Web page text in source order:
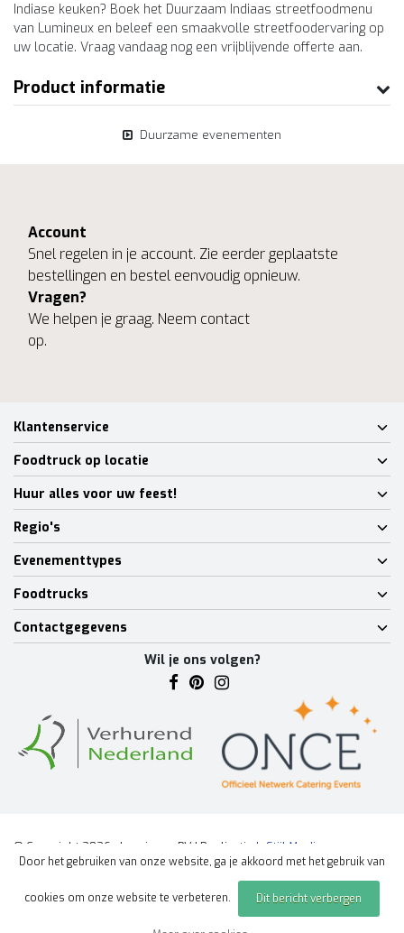
Indiase keuken? Boek het Duurzaam Indiaas streetfoodmenu
van Lumineux en beleef een smaakvolle streetfoodervaring op
uw locatie. Vraag vandaag nog een vrijblijvende offerte aan.
Product informatie
Duurzame evenementen
Account
Snel regelen in je account. Zie eerder geplaatste
bestellingen en bestel eenvoudig opnieuw.
Vragen?
We helpen je graag. Neem contact
op.
Klantenservice
Foodtruck op locatie
Huur alles voor uw feest!
Regio's
Evenementtypes
Foodtrucks
Contactgegevens
Wil je ons volgen?
© Copyright 2026 - Lumineux BV | Realisatie
InStijl Media
Algemene voorwaarden|Disclaimer|Privacy Policy|Sitemap |
Door het gebruiken van onze website, ga je akkoord met het gebruik van
cookies om onze website te verbeteren. Dit bericht verbergen